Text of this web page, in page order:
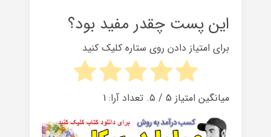
این پست چقدر مفید بود؟
برای امتیاز دادن روی ستاره کلیک کنید
میانگین امتیاز 5/ ۵. تعداد آرا: 1